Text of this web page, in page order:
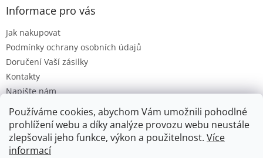
Používáme cookies, abychom Vám umožnili pohodlné
prohlížení webu a díky analýze provozu webu neustále
zlepšovali jeho funkce, výkon a použitelnost. Více
informací
Informace pro vás
Jak nakupovat
Podmínky ochrany osobních údajů
Doručení Vaší zásilky
Kontakty
Napište nám
Hodnocení obchodu
Moje objednávka